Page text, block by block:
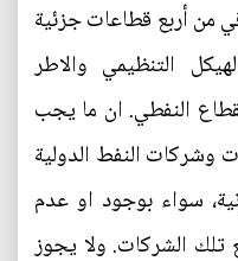
من أربع قطاعات جزئية
التنظيمي والاطر
النفطي. ان ما يجب
وشركات النفط الدولية
سواء بوجود او عدم
الشركات. ولا يجوز